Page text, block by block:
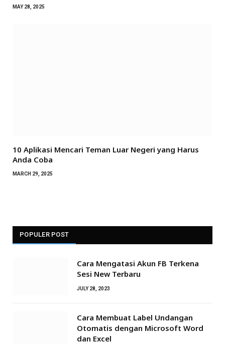
MAY 28, 2025
10 Aplikasi Mencari Teman Luar Negeri yang Harus
Anda Coba
MARCH 29, 2025
POPULER POST
Cara Mengatasi Akun FB Terkena
Sesi New Terbaru
JULY 28, 2023
Cara Membuat Label Undangan
Otomatis dengan Microsoft Word
dan Excel